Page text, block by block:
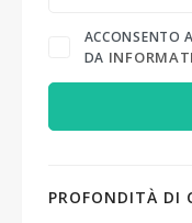
ACCONSENTO
DA
PROFONDITÀ DI